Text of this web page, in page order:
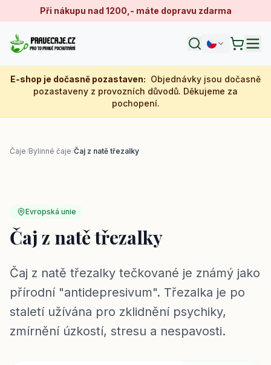
Při nákupu nad 1200,- máte dopravu zdarma
E-shop je dočasně pozastaven: Objednávky jsou dočasně
pozastaveny z provozních důvodů. Děkujeme za
pochopení.
Čaje/Bylinné čaje/Čaj z natě třezalky
Evropská unie
Čaj z natě třezalky
Čaj z natě třezalky tečkované je známý jako
přírodní "antidepresivum". Třezalka je po
staletí užívána pro zklidnění psychiky,
zmírnění úzkostí, stresu a nespavosti.